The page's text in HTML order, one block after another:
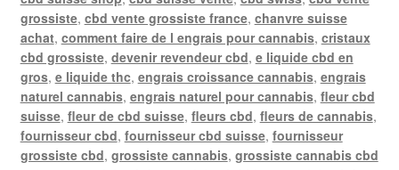
grossiste, cbd vente grossiste france, chanvre suisse
achat, comment faire de l engrais pour cannabis, cristaux
cbd grossiste, devenir revendeur cbd, e liquide cbd en
gros, e liquide thc, engrais croissance cannabis, engrais
naturel cannabis, engrais naturel pour cannabis, fleur cbd
suisse, fleur de cbd suisse, fleurs cbd, fleurs de cannabis,
fournisseur cbd, fournisseur cbd suisse, fournisseur
grossiste cbd, grossiste cannabis, grossiste cannabis cbd